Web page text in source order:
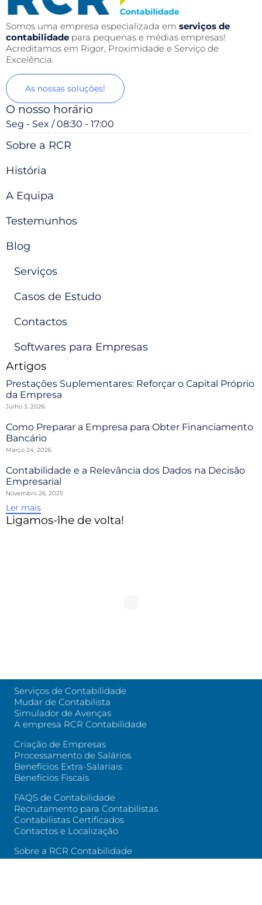
Somos uma empresa especializada em serviços de
contabilidade para pequenas e médias empresas!
Acreditamos em Rigor, Proximidade e Serviço de
Excelência.
As nossas soluções!
O nosso horário
Seg - Sex / 08:30 - 17:00
Sobre a RCR
História
A Equipa
Testemunhos
Blog
Serviços
Casos de Estudo
Contactos
Softwares para Empresas
Artigos
Prestações Suplementares: Reforçar o Capital Próprio
da Empresa
Julho 3, 2026
Como Preparar a Empresa para Obter Financiamento
Bancário
Março 24, 2026
Contabilidade e a Relevância dos Dados na Decisão
Empresarial
Novembro 26, 2025
Ler mais
Ligamos-lhe de volta!
Serviços de Contabilidade
Mudar de Contabilista
Simulador de Avenças
A empresa RCR Contabilidade
Criação de Empresas
Processamento de Salários
Benefícios Extra-Salariais
Benefícios Fiscais
FAQS de Contabilidade
Recrutamento para Contabilistas
Contabilistas Certificados
Contactos e Localização
Sobre a RCR Contabilidade
Testemunhos